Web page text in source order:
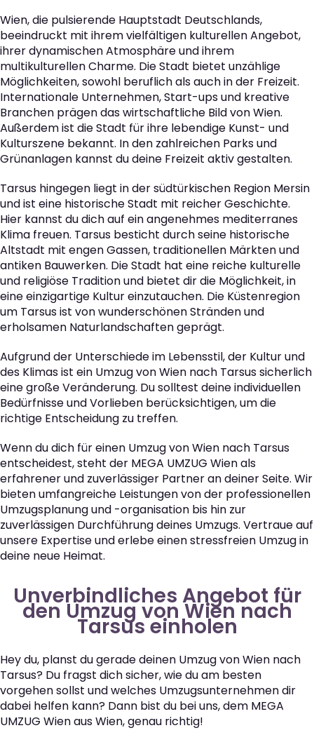
Wien, die pulsierende Hauptstadt Deutschlands,
beeindruckt mit ihrem vielfältigen kulturellen Angebot,
ihrer dynamischen Atmosphäre und ihrem
multikulturellen Charme. Die Stadt bietet unzählige
Möglichkeiten, sowohl beruflich als auch in der Freizeit.
Internationale Unternehmen, Start-ups und kreative
Branchen prägen das wirtschaftliche Bild von Wien.
Außerdem ist die Stadt für ihre lebendige Kunst- und
Kulturszene bekannt. In den zahlreichen Parks und
Grünanlagen kannst du deine Freizeit aktiv gestalten.
Tarsus hingegen liegt in der südtürkischen Region Mersin
und ist eine historische Stadt mit reicher Geschichte.
Hier kannst du dich auf ein angenehmes mediterranes
Klima freuen. Tarsus besticht durch seine historische
Altstadt mit engen Gassen, traditionellen Märkten und
antiken Bauwerken. Die Stadt hat eine reiche kulturelle
und religiöse Tradition und bietet dir die Möglichkeit, in
eine einzigartige Kultur einzutauchen. Die Küstenregion
um Tarsus ist von wunderschönen Stränden und
erholsamen Naturlandschaften geprägt.
Aufgrund der Unterschiede im Lebensstil, der Kultur und
des Klimas ist ein Umzug von Wien nach Tarsus sicherlich
eine große Veränderung. Du solltest deine individuellen
Bedürfnisse und Vorlieben berücksichtigen, um die
richtige Entscheidung zu treffen.
Wenn du dich für einen Umzug von Wien nach Tarsus
entscheidest, steht der MEGA UMZUG Wien als
erfahrener und zuverlässiger Partner an deiner Seite. Wir
bieten umfangreiche Leistungen von der professionellen
Umzugsplanung und -organisation bis hin zur
zuverlässigen Durchführung deines Umzugs. Vertraue auf
unsere Expertise und erlebe einen stressfreien Umzug in
deine neue Heimat.
Unverbindliches Angebot für
den Umzug von Wien nach
Tarsus einholen
Hey du, planst du gerade deinen Umzug von Wien nach
Tarsus? Du fragst dich sicher, wie du am besten
vorgehen sollst und welches Umzugsunternehmen dir
dabei helfen kann? Dann bist du bei uns, dem MEGA
UMZUG Wien aus Wien, genau richtig!